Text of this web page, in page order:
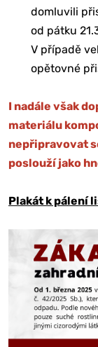
domluvili
od pátku
V případě
opětovné
I nadále však
materiálu
nepřipravovat
poslouží jako
Plakát k pálení